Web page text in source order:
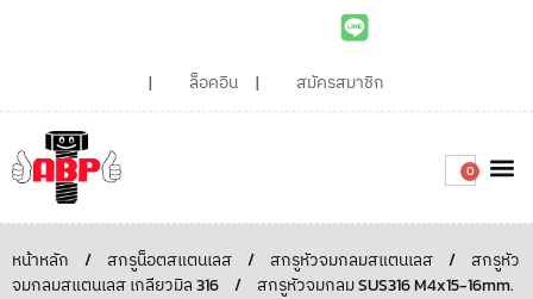
ล็อคอิน สมัครสมาชิก
0
หน้าหลัก / สกรูน็อตสแตนเลส / สกรูหัวจมกลมสแตนเลส /
สกรูหัว
จมกลมสแตนเลส เกลียวมิล 316
/ สกรูหัวจมกลม SUS316 M4x15-16mm.